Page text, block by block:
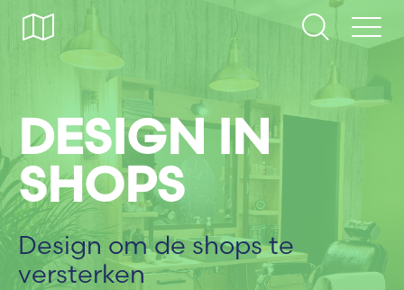
DESIGN IN
SHOPS
Design om de shops te
versterken